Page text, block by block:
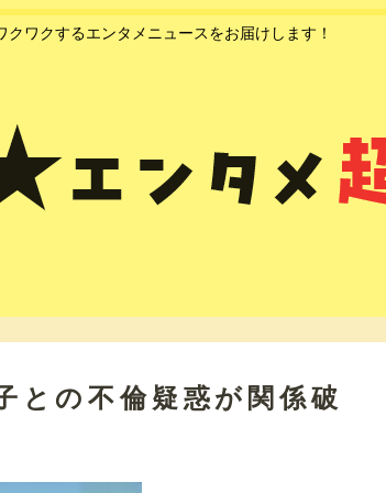
クワクするエンタメニュースをお届けします！
との不倫疑惑が関係破